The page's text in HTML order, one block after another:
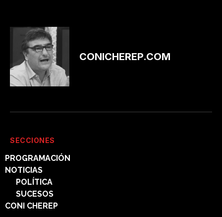
CONICHEREP.COM
SECCIONES
PROGRAMACIÓN
NOTICIAS
POLÍTICA
SUCESOS
CONI CHEREP